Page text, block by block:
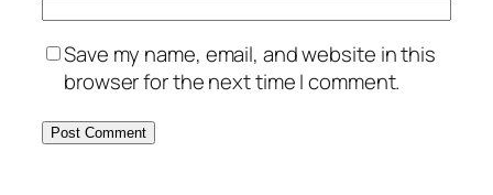
Save my name, email, and website in this
browser for the next time I comment.